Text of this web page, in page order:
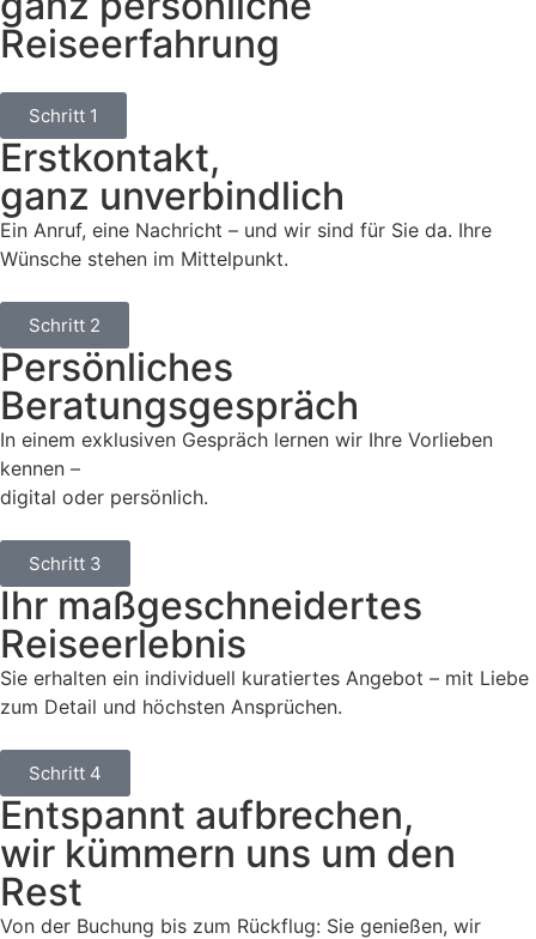
Reiseerfahrung
Schritt 1
Erstkontakt,
ganz unverbindlich
Ein Anruf, eine Nachricht – und wir sind für Sie da. Ihre
Wünsche stehen im Mittelpunkt.
Schritt 2
Persönliches
Beratungsgespräch
In einem exklusiven Gespräch lernen wir Ihre Vorlieben
kennen –
digital oder persönlich.
Schritt 3
Ihr maßgeschneidertes
Reiseerlebnis
Sie erhalten ein individuell kuratiertes Angebot – mit Liebe
zum Detail und höchsten Ansprüchen.
Schritt 4
Entspannt aufbrechen,
wir kümmern uns um den
Rest
Von der Buchung bis zum Rückflug: Sie genießen, wir